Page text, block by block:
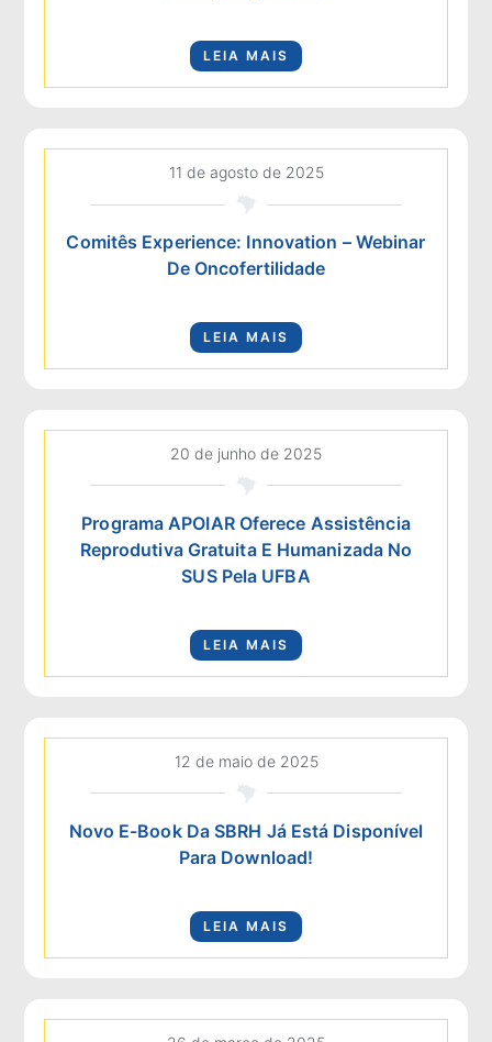
LEIA MAIS
11 de agosto de 2025
Comitês Experience: Innovation – Webinar
De Oncofertilidade
LEIA MAIS
20 de junho de 2025
Programa APOIAR Oferece Assistência
Reprodutiva Gratuita E Humanizada No
SUS Pela UFBA
LEIA MAIS
12 de maio de 2025
Novo E-Book Da SBRH Já Está Disponível
Para Download!
LEIA MAIS